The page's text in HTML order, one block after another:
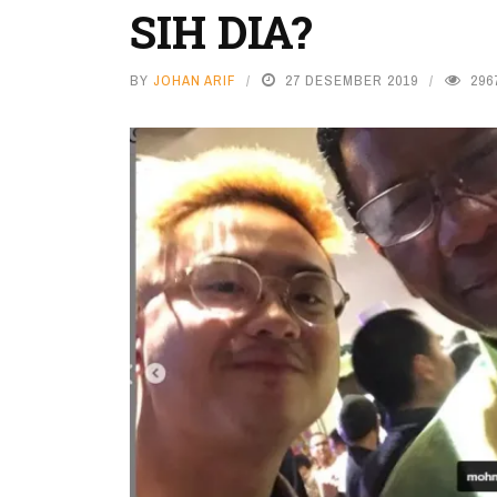
SIH DIA?
BY JOHAN ARIF 27 DESEMBER 2019